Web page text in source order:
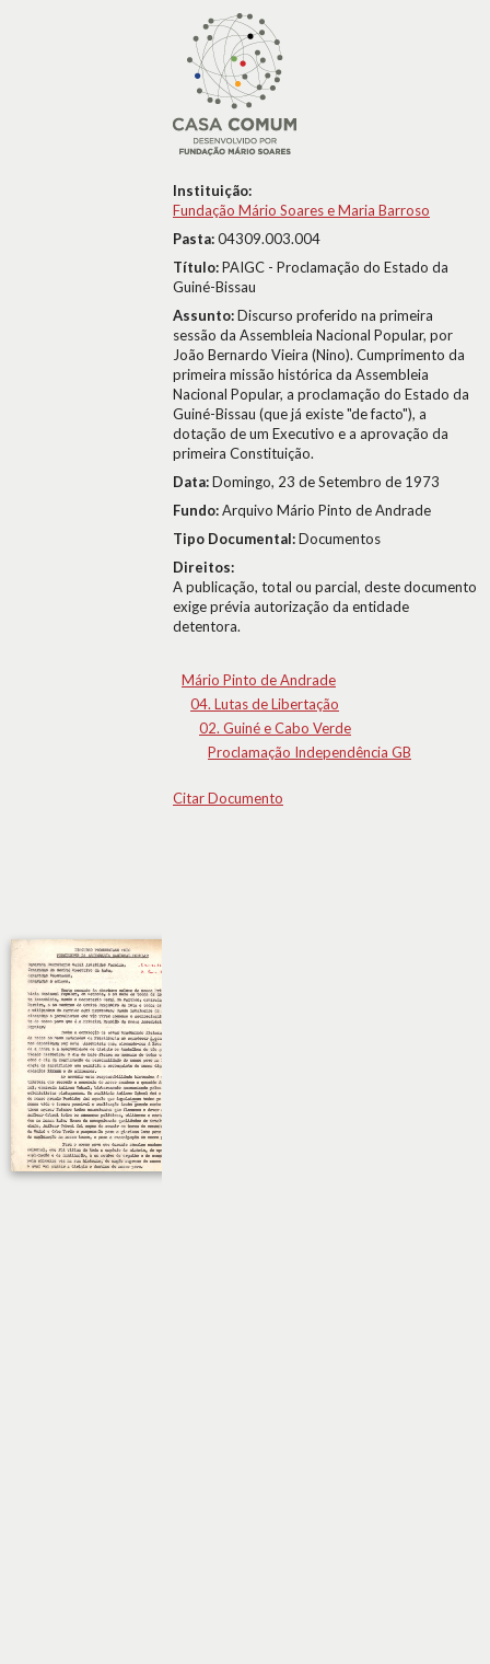
Instituição:
Fundação Mário Soares e Maria Barroso
Pasta:04309.003.004
Título:PAIGC - Proclamação do Estado da
Guiné-Bissau
Assunto:Discurso proferido na primeira
sessão da Assembleia Nacional Popular, por
João Bernardo Vieira (Nino). Cumprimento da
primeira missão histórica da Assembleia
Nacional Popular, a proclamação do Estado da
Guiné-Bissau (que já existe "de facto"), a
dotação de um Executivo e a aprovação da
primeira Constituição.
Data:Domingo, 23 de Setembro de 1973
Fundo:Arquivo Mário Pinto de Andrade
Tipo Documental:Documentos
Direitos:
A publicação, total ou parcial, deste documento
exige prévia autorização da entidade
detentora.
Mário Pinto de Andrade
04. Lutas de Libertação
02. Guiné e Cabo Verde
Proclamação Independência GB
Citar Documento